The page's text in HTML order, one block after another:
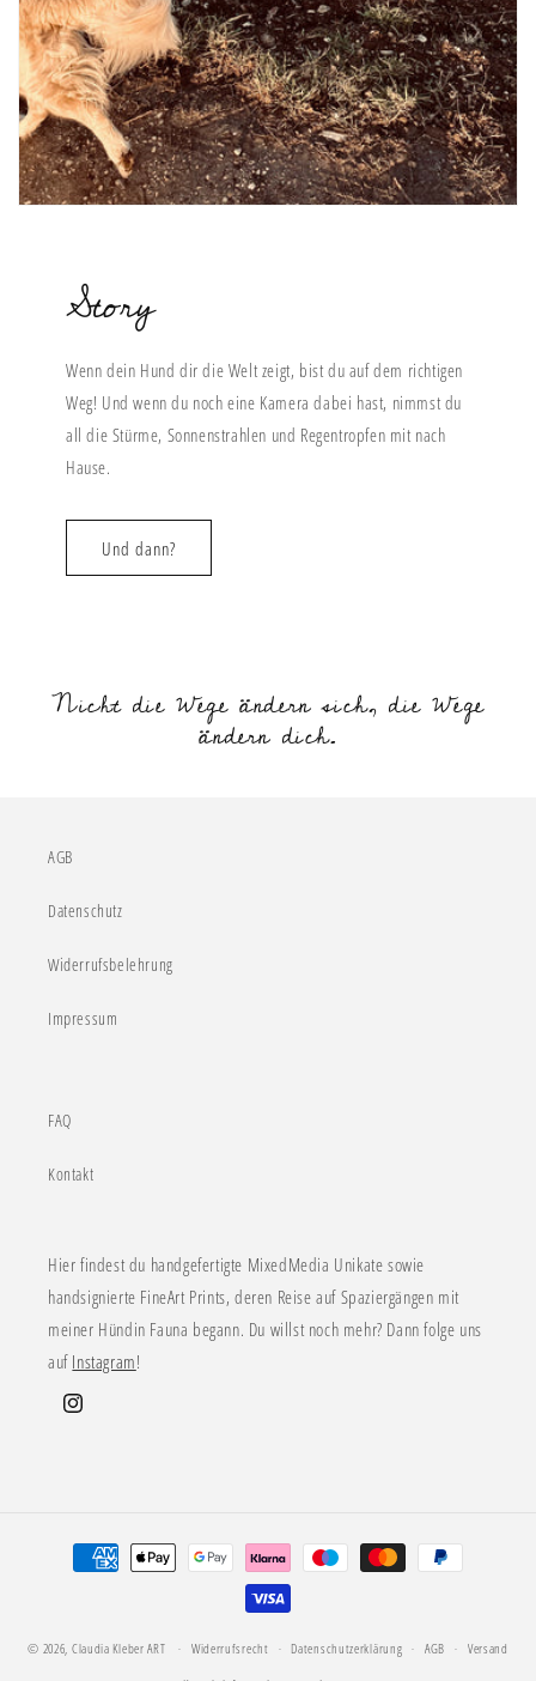
Story
Wenn dein Hund dir die Welt zeigt, bist du auf dem richtigen
Weg! Und wenn du noch eine Kamera dabei hast, nimmst du
all die Stürme, Sonnenstrahlen und Regentropfen mit nach
Hause.
Und dann?
Nicht die Wege ändern sich, die Wege
ändern dich.
AGB
Datenschutz
Widerrufsbelehrung
Impressum
FAQ
Kontakt
Hier findest du handgefertigte MixedMedia Unikate sowie
handsignierte FineArt Prints, deren Reise auf Spaziergängen mit
meiner Hündin Fauna begann. Du willst noch mehr? Dann folge uns
auf Instagram!
Instagram
Zahlungsmethoden
© 2026, Claudia Kleber ART Widerrufsrecht Datenschutzerklärung AGB
Versand